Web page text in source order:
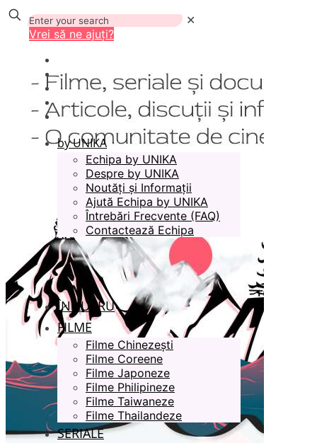
✕
Vrei să ne ajuți?
by UNIKA
Echipa by UNIKA
Despre by UNIKA
Noutăți și Informații
Ajută Echipa by UNIKA
Întrebări Frecvente (FAQ)
Contactează Echipa
ÎN LUCRU
FILME
Filme Chinezești
Filme Coreene
Filme Japoneze
Filme Philipineze
Filme Taiwaneze
Filme Thailandeze
SERIALE